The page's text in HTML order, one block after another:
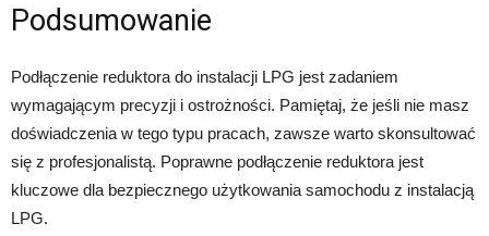
Podsumowanie
Podłączenie reduktora do instalacji LPG jest zadaniem
wymagającym precyzji i ostrożności. Pamiętaj, że jeśli nie masz
doświadczenia w tego typu pracach, zawsze warto skonsultować
się z profesjonalistą. Poprawne podłączenie reduktora jest
kluczowe dla bezpiecznego użytkowania samochodu z instalacją
LPG.